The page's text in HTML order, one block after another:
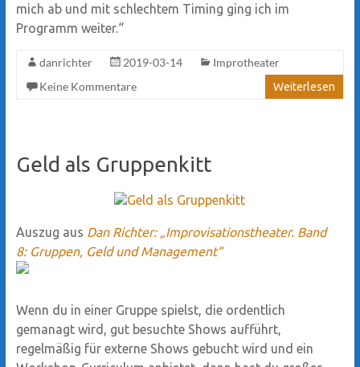
mich ab und mit schlechtem Timing ging ich im
Programm weiter.“
danrichter 2019-03-14
Improtheater
Keine Kommentare
Weiterlesen
Geld als Gruppenkitt
Auszug aus Dan Richter: „Improvisationstheater. Band
8: Gruppen, Geld und Management“
Wenn du in einer Gruppe spielst, die ordentlich
gemanagt wird, gut besuchte Shows aufführt,
regelmäßig für externe Shows gebucht wird und ein